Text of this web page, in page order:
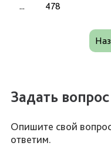
... 478
Задать вопрос
Опишите свой
ответим.